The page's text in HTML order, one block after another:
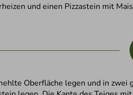
und einen Pizzastein mit
Oberfläche legen und in